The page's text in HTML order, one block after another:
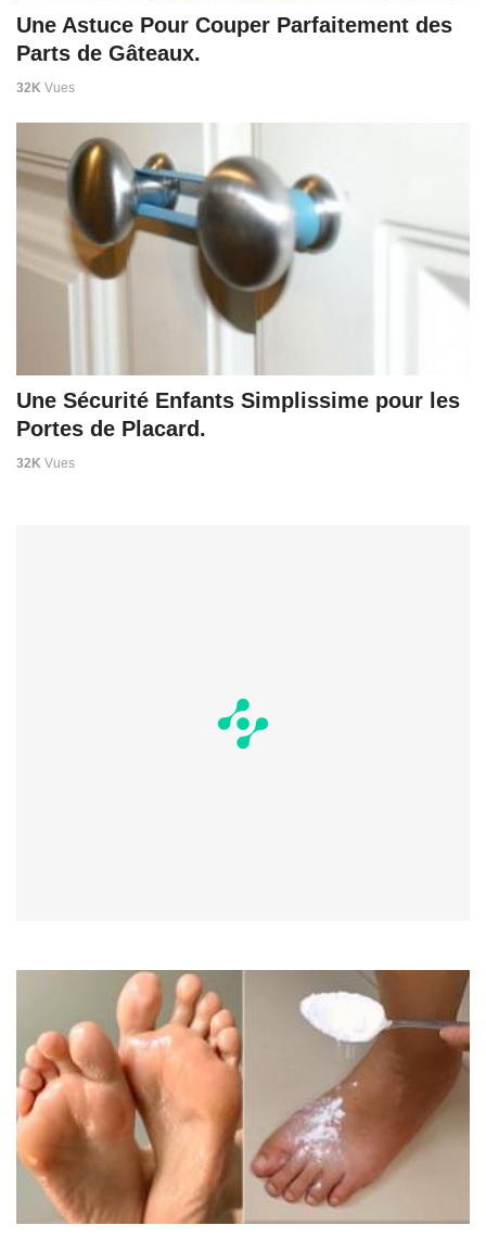
Une Astuce Pour Couper Parfaitement des
Parts de Gâteaux.
32K Vues
Une Sécurité Enfants Simplissime pour les
Portes de Placard.
32K Vues